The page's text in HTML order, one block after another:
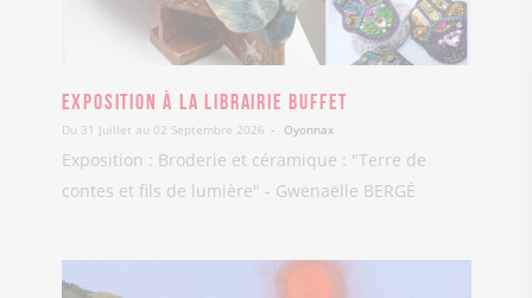
Exposition à la Librairie Buffet
Du 31 Juillet au 02 Septembre 2026 Oyonnax
Exposition : Broderie et céramique : "Terre de
contes et fils de lumière" - Gwenaëlle BERGÉ